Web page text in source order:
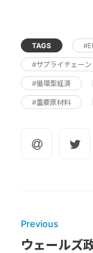
TAGS
#サプライチェーン
#循環型経済
#重要原材料
Previous
ウェールズ